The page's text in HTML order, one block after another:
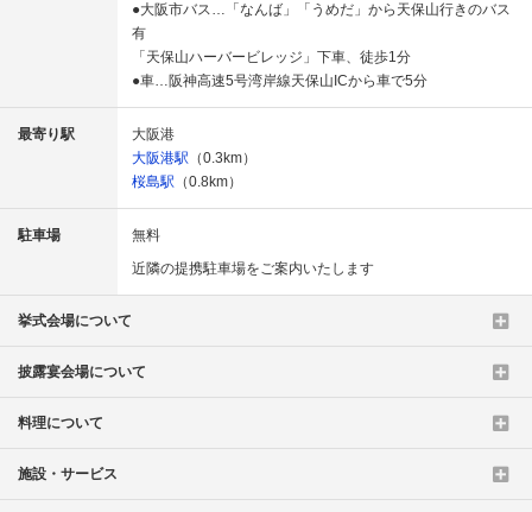
●大阪市バス…「なんば」「うめだ」から天保山行きのバス
有
「天保山ハーバービレッジ」下車、徒歩1分
●車…阪神高速5号湾岸線天保山ICから車で5分
最寄り駅
大阪港
大阪港駅 （0.3km）
桜島駅 （0.8km）
駐車場
無料
近隣の提携駐車場をご案内いたします
挙式会場について
披露宴会場について
料理について
施設・サービス